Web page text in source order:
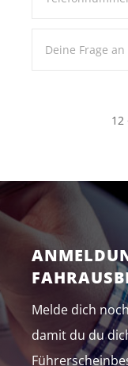
12
Melde dich
damit du du